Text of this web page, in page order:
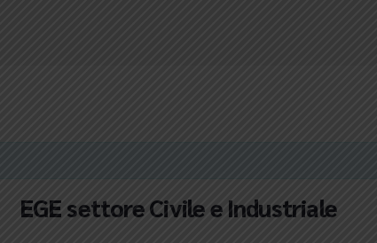
EGE settore Civile e Industriale